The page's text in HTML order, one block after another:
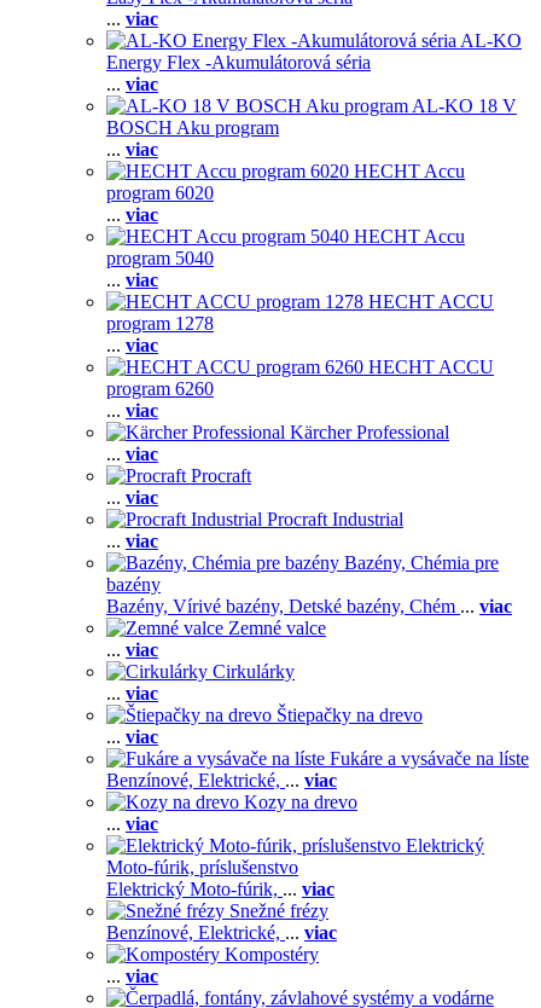
... viac
AL-KO
Energy Flex -Akumulátorová séria
... viac
AL-KO 18 V
BOSCH Aku program
... viac
HECHT Accu
program 6020
... viac
HECHT Accu
program 5040
... viac
HECHT ACCU
program 1278
... viac
HECHT ACCU
program 6260
... viac
Kärcher Professional
... viac
Procraft
... viac
Procraft Industrial
... viac
Bazény, Chémia pre
bazény
Bazény, Vírivé bazény, Detské bazény, Chém ... viac
Zemné valce
... viac
Cirkulárky
... viac
Štiepačky na drevo
... viac
Fukáre a vysávače na líste
Benzínové, Elektrické, ... viac
Kozy na drevo
... viac
Elektrický
Moto-fúrik, príslušenstvo
Elektrický Moto-fúrik, ... viac
Snežné frézy
Benzínové, Elektrické, ... viac
Kompostéry
... viac